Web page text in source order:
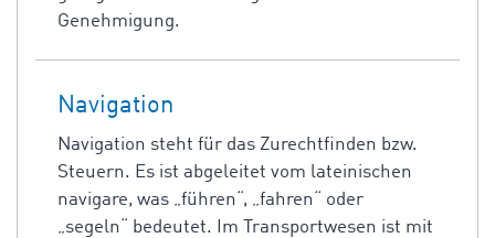
Genehmigung.
Navigation
Navigation steht für das Zurechtfinden bzw.
Steuern. Es ist abgeleitet vom lateinischen
navigare, was „führen“, „fahren“ oder
„segeln“ bedeutet. Im Transportwesen ist mit